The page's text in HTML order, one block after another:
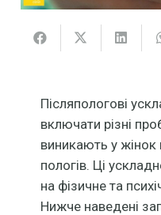
Післяпологові
включати різні
виникають у жінок
пологів. Ці
на фізичне та
Нижче наведені